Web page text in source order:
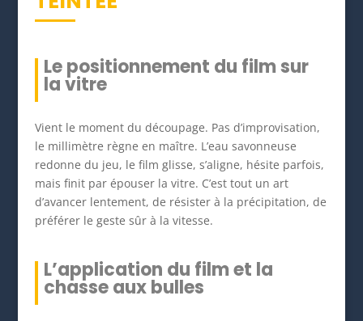
Le positionnement du film sur
la vitre
Vient le moment du découpage. Pas d’improvisation,
le millimètre règne en maître. L’eau savonneuse
redonne du jeu, le film glisse, s’aligne, hésite parfois,
mais finit par épouser la vitre. C’est tout un art
d’avancer lentement, de résister à la précipitation, de
préférer le geste sûr à la vitesse.
L’application du film et la
chasse aux bulles